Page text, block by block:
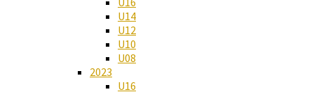
U14
U12
U10
U08
2023
U16